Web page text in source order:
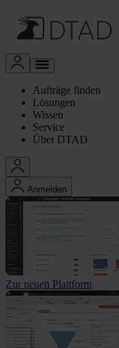
Aufträge finden
Lösungen
Wissen
Service
Über DTAD
Anmelden
Zur neuen Plattform